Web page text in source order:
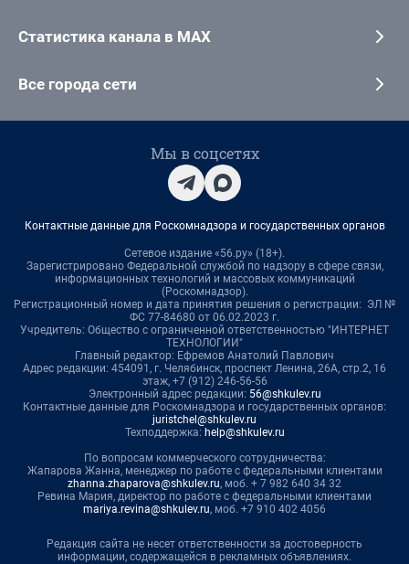
Статистика канала в MAX
Все города сети
Мы в соцсетях
Контактные данные для Роскомнадзора и государственных органов
Сетевое издание «56.ру» (18+).
Зарегистрировано Федеральной службой по надзору в сфере связи,
информационных технологий и массовых коммуникаций
(Роскомнадзор).
Регистрационный номер и дата принятия решения о регистрации: ЭЛ №
ФС 77-84680 от 06.02.2023 г.
Учредитель: Общество с ограниченной ответственностью "ИНТЕРНЕТ
ТЕХНОЛОГИИ"
Главный редактор: Ефремов Анатолий Павлович
Адрес редакции: 454091, г. Челябинск, проспект Ленина, 26А, стр.2, 16
этаж, +7 (912) 246-56-56
Электронный адрес редакции: 56@shkulev.ru
Контактные данные для Роскомнадзора и государственных органов:
juristchel@shkulev.ru
Техподдержка: help@shkulev.ru
По вопросам коммерческого сотрудничества:
Жапарова Жанна, менеджер по работе с федеральными клиентами
zhanna.zhaparova@shkulev.ru, моб. + 7 982 640 34 32
Ревина Мария, директор по работе с федеральными клиентами
mariya.revina@shkulev.ru, моб. +7 910 402 4056
Редакция сайта не несет ответственности за достоверность
информации, содержащейся в рекламных объявлениях.